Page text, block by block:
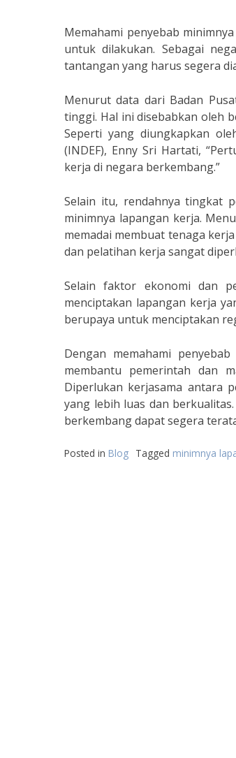
Memahami penyebab
untuk dilakukan. Sebagai
tantangan yang harus segera
Menurut data dari Badan
tinggi. Hal ini disebabkan oleh
Seperti yang diungkapkan
(INDEF), Enny Sri Hartati,
kerja di negara berkembang.”
Selain itu, rendahnya tingkat
minimnya lapangan kerja.
memadai membuat tenaga
dan pelatihan kerja sangat
Selain faktor ekonomi dan
menciptakan lapangan kerja
berupaya untuk menciptakan
Dengan memahami
membantu pemerintah dan
Diperlukan kerjasama antara
yang lebih luas dan
berkembang dapat segera
Posted in Blog Tagged minimnya